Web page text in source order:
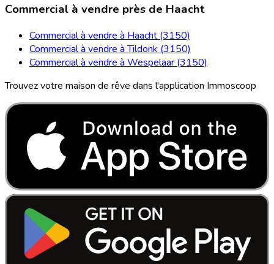
Commercial à vendre près de Haacht
Commercial à vendre à Haacht (3150)
Commercial à vendre à Tildonk (3150)
Commercial à vendre à Wespelaar (3150)
Trouvez votre maison de rêve dans l'application Immoscoop